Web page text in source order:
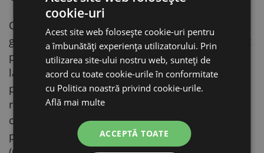
Cablul de conectare cu clemă pentru bandă de
gard electric, cu lungimea de 130 cm, este folosit
pentru legarea sursei aparatului de gard electric
la împrejmuire (bandă). Clema este realizată cu
piulițe fluture din plastic și plăcuțe de prindere
rigide, cu șuruburi din oțel inoxidabil, pentru o
conexiune mecanică și electrică foarte bună. Pe
partea de conectare are un inel de prindere M8
cookie-uri
Acest site web folosește cookie-uri pentru
a îmbunătăți experiența utilizatorului. Prin
utilizarea site-ului nostru web, sunteți de
acord cu toate cookie-urile în conformitate
cu Politica noastră privind cookie-urile.
Află mai multe
ACCEPTĂ TOATE